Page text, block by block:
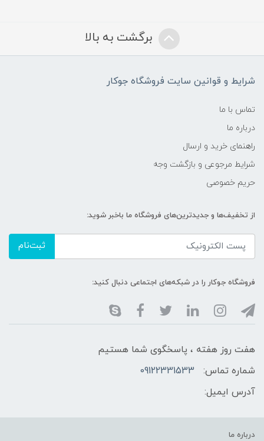
برگشت به بالا
شرایط و قوانین سایت فروشگاه جوکار
تماس با ما
درباره ما
راهنمای خرید و ارسال
شرایط مرجوعی و بازگشت وجه
حریم خصوصی
از تخفیف‌ها و جدیدترین‌های فروشگاه ما باخبر شوید:
ثبت‌نام
فروشگاه جوکار را در شبکه‌های اجتماعی دنبال کنید:
هفت روز هفته ، پاسخگوی شما هستیم
شماره تماس:
09122331533
آدرس ایمیل:
درباره ما